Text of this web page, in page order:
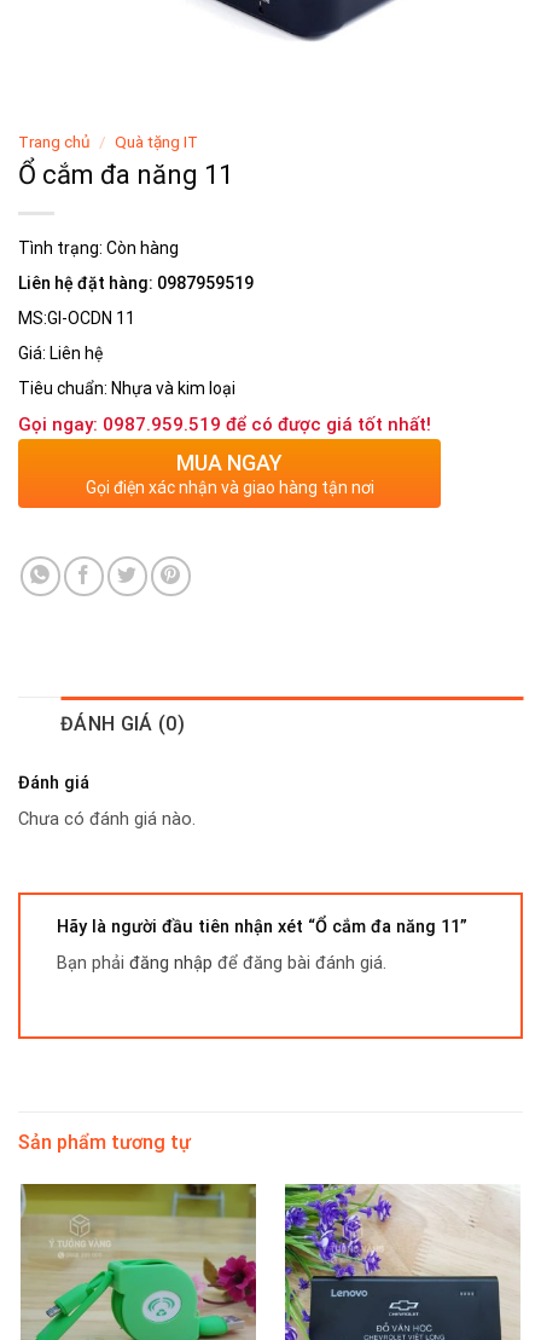
Trang chủ / Quà tặng IT
Ổ cắm đa năng 11
Tình trạng: Còn hàng
Liên hệ đặt hàng: 0987959519
MS:GI-OCDN 11
Giá: Liên hệ
Tiêu chuẩn: Nhựa và kim loại
Gọi ngay: 0987.959.519 để có được giá tốt nhất!
MUA NGAY
Gọi điện xác nhận và giao hàng tận nơi
ĐÁNH GIÁ (0)
Đánh giá
Chưa có đánh giá nào.
Hãy là người đầu tiên nhận xét “Ổ cắm đa năng 11”
Bạn phải đăng nhập để đăng bài đánh giá.
Sản phẩm tương tự